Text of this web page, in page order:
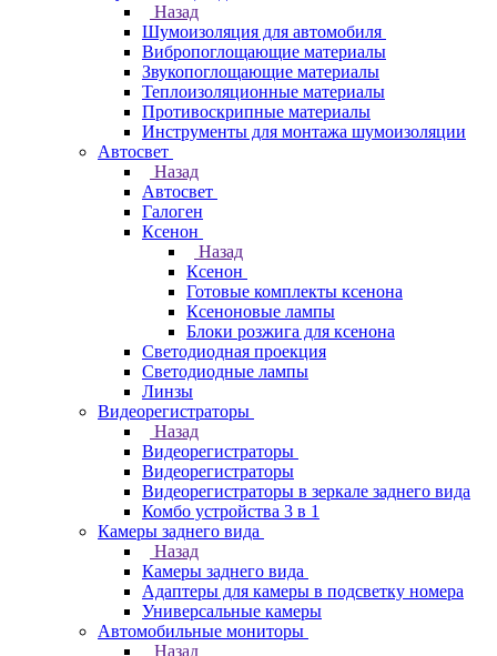
Назад
Шумоизоляция для автомобиля
Вибропоглощающие материалы
Звукопоглощающие материалы
Теплоизоляционные материалы
Противоскрипные материалы
Инструменты для монтажа шумоизоляции
Автосвет
Назад
Автосвет
Галоген
Ксенон
Назад
Ксенон
Готовые комплекты ксенона
Ксеноновые лампы
Блоки розжига для ксенона
Светодиодная проекция
Светодиодные лампы
Линзы
Видеорегистраторы
Назад
Видеорегистраторы
Видеорегистраторы
Видеорегистраторы в зеркале заднего вида
Комбо устройства 3 в 1
Камеры заднего вида
Назад
Камеры заднего вида
Адаптеры для камеры в подсветку номера
Универсальные камеры
Автомобильные мониторы
Назад